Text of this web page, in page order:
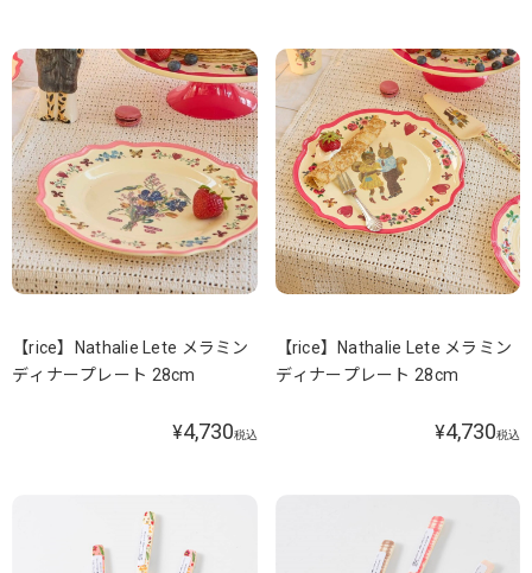
【rice】Nathalie Lete メラミン
ディナープレート 28cm
¥4,730税込
【rice】Nathalie Lete メラミン
ディナープレート 28cm
¥4,730税込